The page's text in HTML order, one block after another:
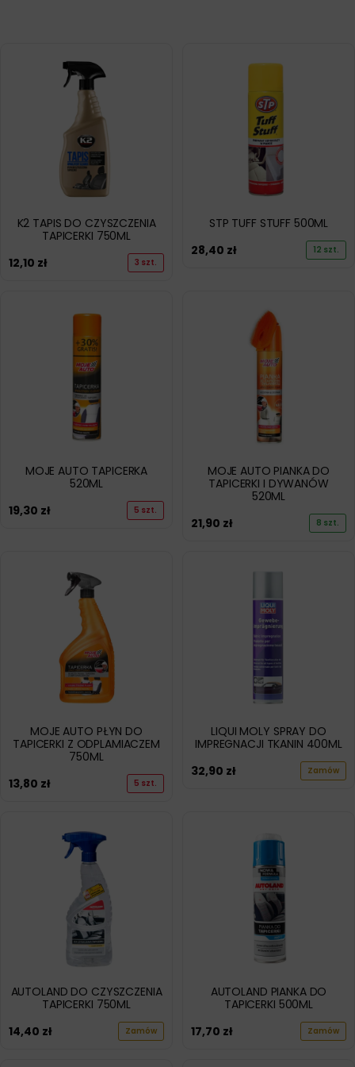
K2 TAPIS DO CZYSZCZENIA
TAPICERKI 750ML
12,10 zł 3 szt.
STP TUFF STUFF 500ML
28,40 zł 12 szt.
MOJE AUTO TAPICERKA
520ML
19,30 zł 5 szt.
MOJE AUTO PIANKA DO
TAPICERKI I DYWANÓW
520ML
21,90 zł 8 szt.
MOJE AUTO PŁYN DO
TAPICERKI Z ODPLAMIACZEM
750ML
13,80 zł 5 szt.
LIQUI MOLY SPRAY DO
IMPREGNACJI TKANIN 400ML
32,90 zł Zamów
AUTOLAND DO CZYSZCZENIA
TAPICERKI 750ML
14,40 zł Zamów
AUTOLAND PIANKA DO
TAPICERKI 500ML
17,70 zł Zamów